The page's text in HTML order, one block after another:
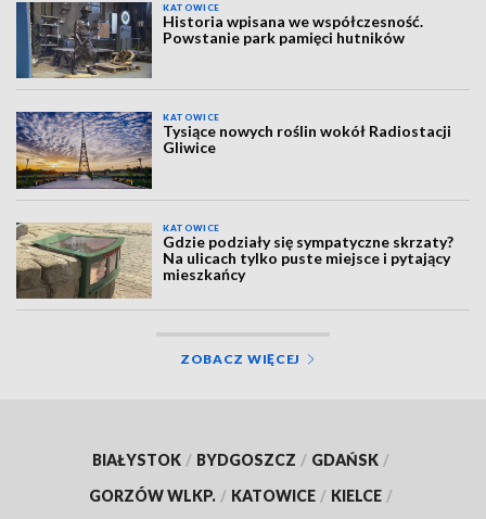
KATOWICE
Historia wpisana we współczesność.
Powstanie park pamięci hutników
KATOWICE
Tysiące nowych roślin wokół Radiostacji
Gliwice
KATOWICE
Gdzie podziały się sympatyczne skrzaty?
Na ulicach tylko puste miejsce i pytający
mieszkańcy
ZOBACZ WIĘCEJ
BIAŁYSTOK / BYDGOSZCZ / GDAŃSK /
GORZÓW WLKP. / KATOWICE / KIELCE /